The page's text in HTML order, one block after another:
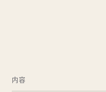
内容